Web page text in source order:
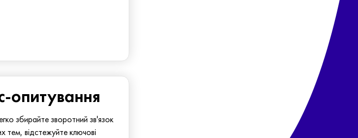
опитування
збирайте зворотний зв'язок
тем, відстежуйте ключові